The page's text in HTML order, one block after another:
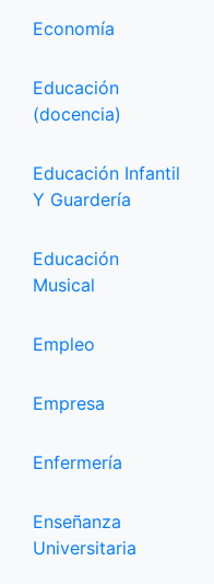
Economía
Educación
(docencia)
Educación Infantil
Y Guardería
Educación
Musical
Empleo
Empresa
Enfermería
Enseñanza
Universitaria